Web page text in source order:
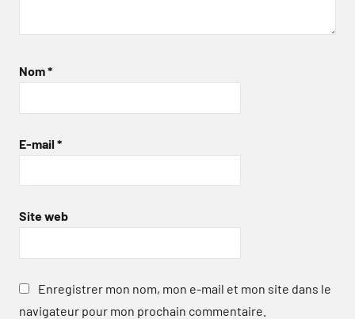
Nom*
E-mail *
Site web
Enregistrer mon nom, mon e-mail et mon site dans le
navigateur pour mon prochain commentaire.